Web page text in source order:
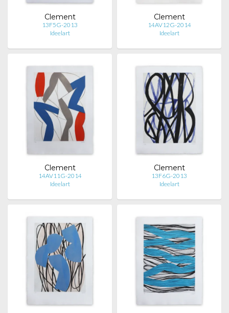
Clement
13F5G-2013
Ideelart
Clement
14AV12G-2014
Ideelart
Clement
14AV11G-2014
Ideelart
Clement
13F6G-2013
Ideelart